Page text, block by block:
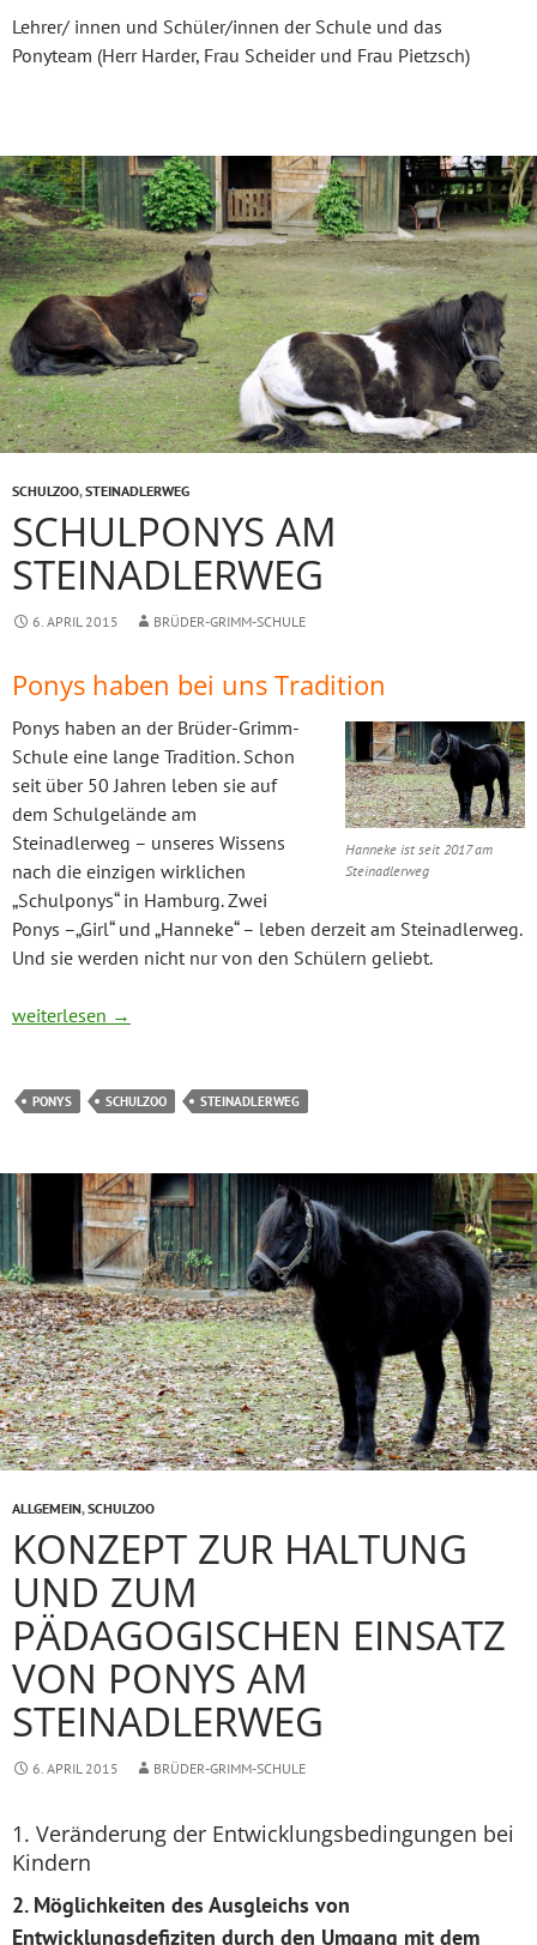
Lehrer/ innen und Schüler/innen der Schule und das
Ponyteam (Herr Harder, Frau Scheider und Frau Pietzsch)
SCHULZOO,STEINADLERWEG
SCHULPONYS AM
STEINADLERWEG
6. APRIL 2015 BRÜDER-GRIMM-SCHULE
Ponys haben bei uns Tradition
Hanneke ist seit 2017 am
Steinadlerweg
Ponys haben an der Brüder-Grimm-
Schule eine lange Tradition. Schon
seit über 50 Jahren leben sie auf
dem Schulgelände am
Steinadlerweg – unseres Wissens
nach die einzigen wirklichen
„Schulponys“ in Hamburg. Zwei
Ponys –„Girl“ und „Hanneke“ – leben derzeit am Steinadlerweg.
Und sie werden nicht nur von den Schülern geliebt.
Schulponys am Steinadlerweg
weiterlesen →
PONYS SCHULZOO STEINADLERWEG
ALLGEMEIN,SCHULZOO
KONZEPT ZUR HALTUNG
UND ZUM
PÄDAGOGISCHEN EINSATZ
VON PONYS AM
STEINADLERWEG
6. APRIL 2015 BRÜDER-GRIMM-SCHULE
1. Veränderung der Entwicklungsbedingungen bei
Kindern
2. Möglichkeiten des Ausgleichs von
Entwicklungsdefiziten durch den Umgang mit dem